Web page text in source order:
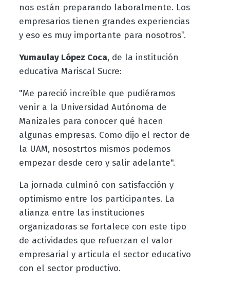
nos están preparando laboralmente. Los
empresarios tienen grandes experiencias
y eso es muy importante para nosotros”.
Yumaulay López Coca, de la institución
educativa Mariscal Sucre:
"Me pareció increíble que pudiéramos
venir a la Universidad Autónoma de
Manizales para conocer qué hacen
algunas empresas. Como dijo el rector de
la UAM, nosostrtos mismos podemos
empezar desde cero y salir adelante".
La jornada culminó con satisfacción y
optimismo entre los participantes. La
alianza entre las instituciones
organizadoras se fortalece con este tipo
de actividades que refuerzan el valor
empresarial y articula el sector educativo
con el sector productivo.